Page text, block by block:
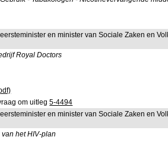
en minister van Sociale Zaken en
Royal Doctors
om uitleg5-4494
en minister van Sociale Zaken en
het HIV-plan